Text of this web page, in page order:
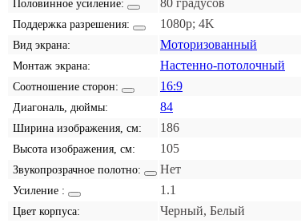
Половинное усиление:
Поддержка разрешения: 1080p; 4K
Вид экрана: Моторизованный
Монтаж экрана: Настенно-потолочный
Соотношение сторон: 16:9
Диагональ, дюймы: 84
Ширина изображения, см: 186
Высота изображения, см: 105
Звукопрозрачное полотно: Нет
Усиление : 1.1
Цвет корпуса: Черный, Белый